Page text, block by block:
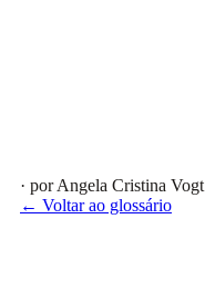
· por Angela Cristina Vogt
← Voltar ao glossário